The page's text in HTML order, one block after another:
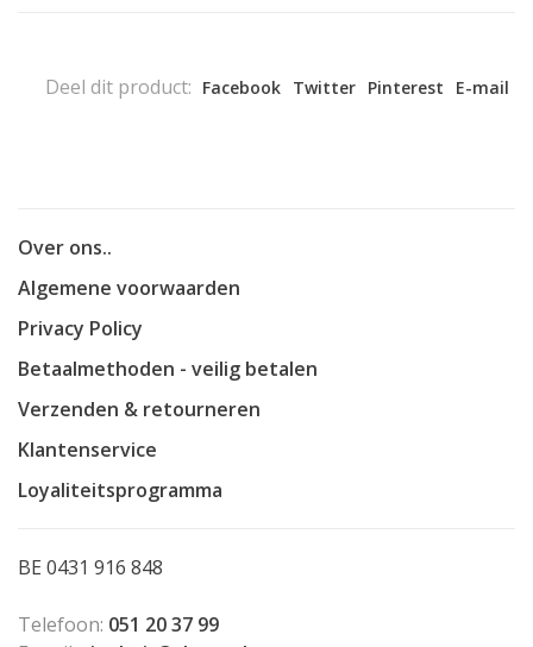
Deel dit product: Facebook Twitter Pinterest E-mail
Over ons..
Algemene voorwaarden
Privacy Policy
Betaalmethoden - veilig betalen
Verzenden & retourneren
Klantenservice
Loyaliteitsprogramma
BE 0431 916 848
Telefoon: 051 20 37 99